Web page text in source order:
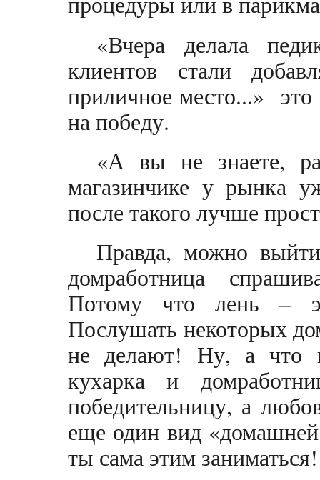
«Вчера делала
клиентов стали
приличное место...» это
на победу.
«А вы не знаете,
магазинчике у рынка
после такого лучше
Правда, можно
домработница
Потому что лень –
Послушать некоторых
не делают! Ну, а что
кухарка и
победительницу, а
еще один вид
ты сама этим заниматься!